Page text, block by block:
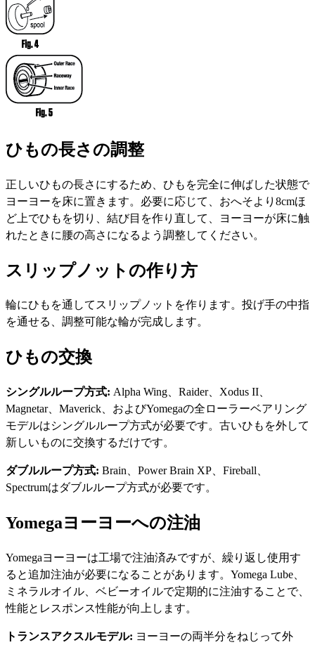
ひもの長さの調整
正しいひもの長さにするため、ひもを完全に伸ばした状態で
ヨーヨーを床に置きます。必要に応じて、おへそより8cmほ
ど上でひもを切り、結び目を作り直して、ヨーヨーが床に触
れたときに腰の高さになるよう調整してください。
スリップノットの作り方
輪にひもを通してスリップノットを作ります。投げ手の中指
を通せる、調整可能な輪が完成します。
ひもの交換
シングルループ方式: Alpha Wing、Raider、Xodus II、
Magnetar、Maverick、およびYomegaの全ローラーベアリング
モデルはシングルループ方式が必要です。古いひもを外して
新しいものに交換するだけです。
ダブルループ方式: Brain、Power Brain XP、Fireball、
Spectrumはダブルループ方式が必要です。
Yomegaヨーヨーへの注油
Yomegaヨーヨーは工場で注油済みですが、繰り返し使用す
ると追加注油が必要になることがあります。Yomega Lube、
ミネラルオイル、ベビーオイルで定期的に注油することで、
性能とレスポンス性能が向上します。
トランスアクスルモデル: ヨーヨーの両半分をねじって外